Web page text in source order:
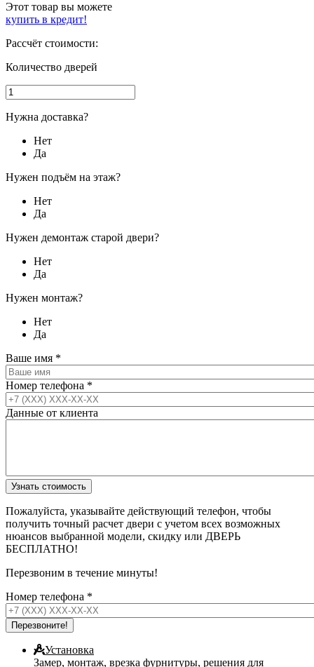
Этот товар вы можете
купить в кредит!
Рассчёт стоимости:
Количество дверей
Нужна доставка?
Нет
Да
Нужен подъём на этаж?
Нет
Да
Нужен демонтаж старой двери?
Нет
Да
Нужен монтаж?
Нет
Да
Ваше имя *
Номер телефона *
Данные от клиента
Пожалуйста, указывайте действующий телефон, чтобы
получить точный расчет двери с учетом всех возможных
нюансов выбранной модели, скидку или ДВЕРЬ
БЕСПЛАТНО!
Перезвоним в течение минуты!
Номер телефона *
Установка
Замер, монтаж, врезка фурнитуры, решения для